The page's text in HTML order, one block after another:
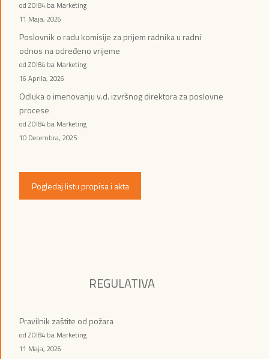
od ZOI84.ba Marketing
11 Maja, 2026
Poslovnik o radu komisije za prijem radnika u radni
odnos na određeno vrijeme
od ZOI84.ba Marketing
16 Aprila, 2026
Odluka o imenovanju v.d. izvršnog direktora za poslovne
procese
od ZOI84.ba Marketing
10 Decembra, 2025
Pogledaj listu propisa i akta
REGULATIVA
Pravilnik zaštite od požara
od ZOI84.ba Marketing
11 Maja, 2026